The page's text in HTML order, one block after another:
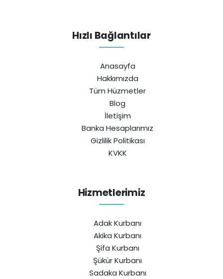
Hızlı Bağlantılar
Anasayfa
Hakkımızda
Tüm Hüzmetler
Blog
İletişim
Banka Hesaplarımız
Gizlilik Politikası
KVKK
Hizmetlerimiz
Adak Kurbanı
Akika Kurbanı
Şifa Kurbanı
Şükür Kurbanı
Sadaka Kurbanı